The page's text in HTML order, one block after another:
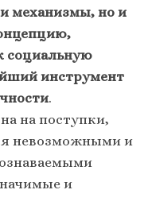
и механизмы, но и
социальную
инструмент
.
на поступки,
невозможными и
и